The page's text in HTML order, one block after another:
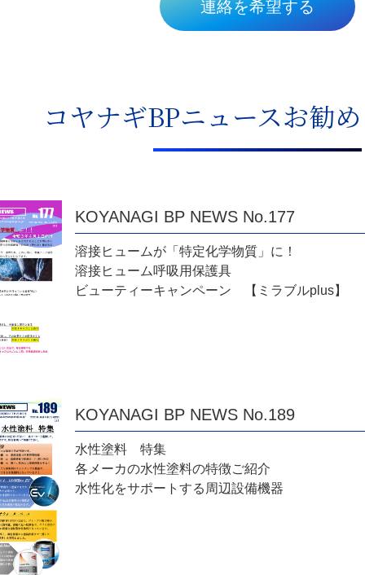
連絡を希望する
コヤナギBPニュースお勧
KOYANAGI BP NEWS No.177
溶接ヒュームが「特定化学物質」に！
溶接ヒューム呼吸用保護具
ビューティーキャンペーン 【ミラブルplus】
KOYANAGI BP NEWS No.189
水性塗料 特集
各メーカの水性塗料の特徴ご紹介
水性化をサポートする周辺設備機器